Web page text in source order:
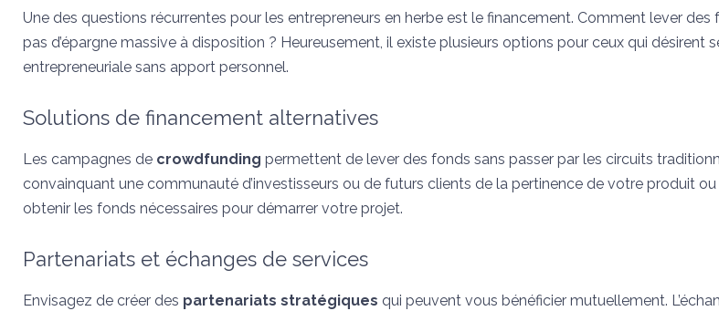
Une des questions récurrentes pour les entrepreneurs en herbe est le financement. Comment lever des
pas d’épargne massive à disposition ? Heureusement, il existe plusieurs options pour ceux qui désirent
entrepreneuriale sans apport personnel.
Solutions de financement alternatives
Les campagnes de crowdfunding permettent de lever des fonds sans passer par les circuits
convainquant une communauté d’investisseurs ou de futurs clients de la pertinence de votre produit
obtenir les fonds nécessaires pour démarrer votre projet.
Partenariats et échanges de services
Envisagez de créer des partenariats stratégiques qui peuvent vous bénéficier mutuellement.